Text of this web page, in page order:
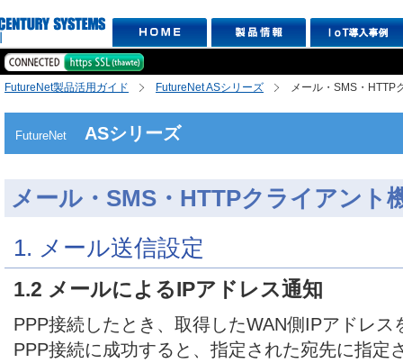
FutureNet製品活用ガイド FutureNet ASシリーズ メール・SMS・HTTP
FutureNet ASシリーズ
メール・SMS・HTTPクライアント
1. メール送信設定
1.2 メールによるIPアドレス通知
PPP接続したとき、取得したWAN側IPアドレ
PPP接続に成功すると、指定された宛先に指定